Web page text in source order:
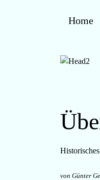
Home
von Günter